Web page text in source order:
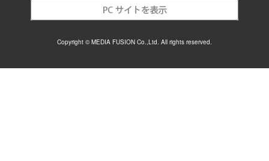
Copyright © MEDIA FUSION Co.,Ltd. All rights reserved.